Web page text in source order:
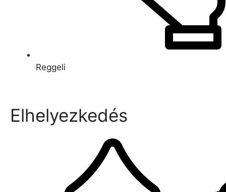
Reggeli
Elhelyezkedés